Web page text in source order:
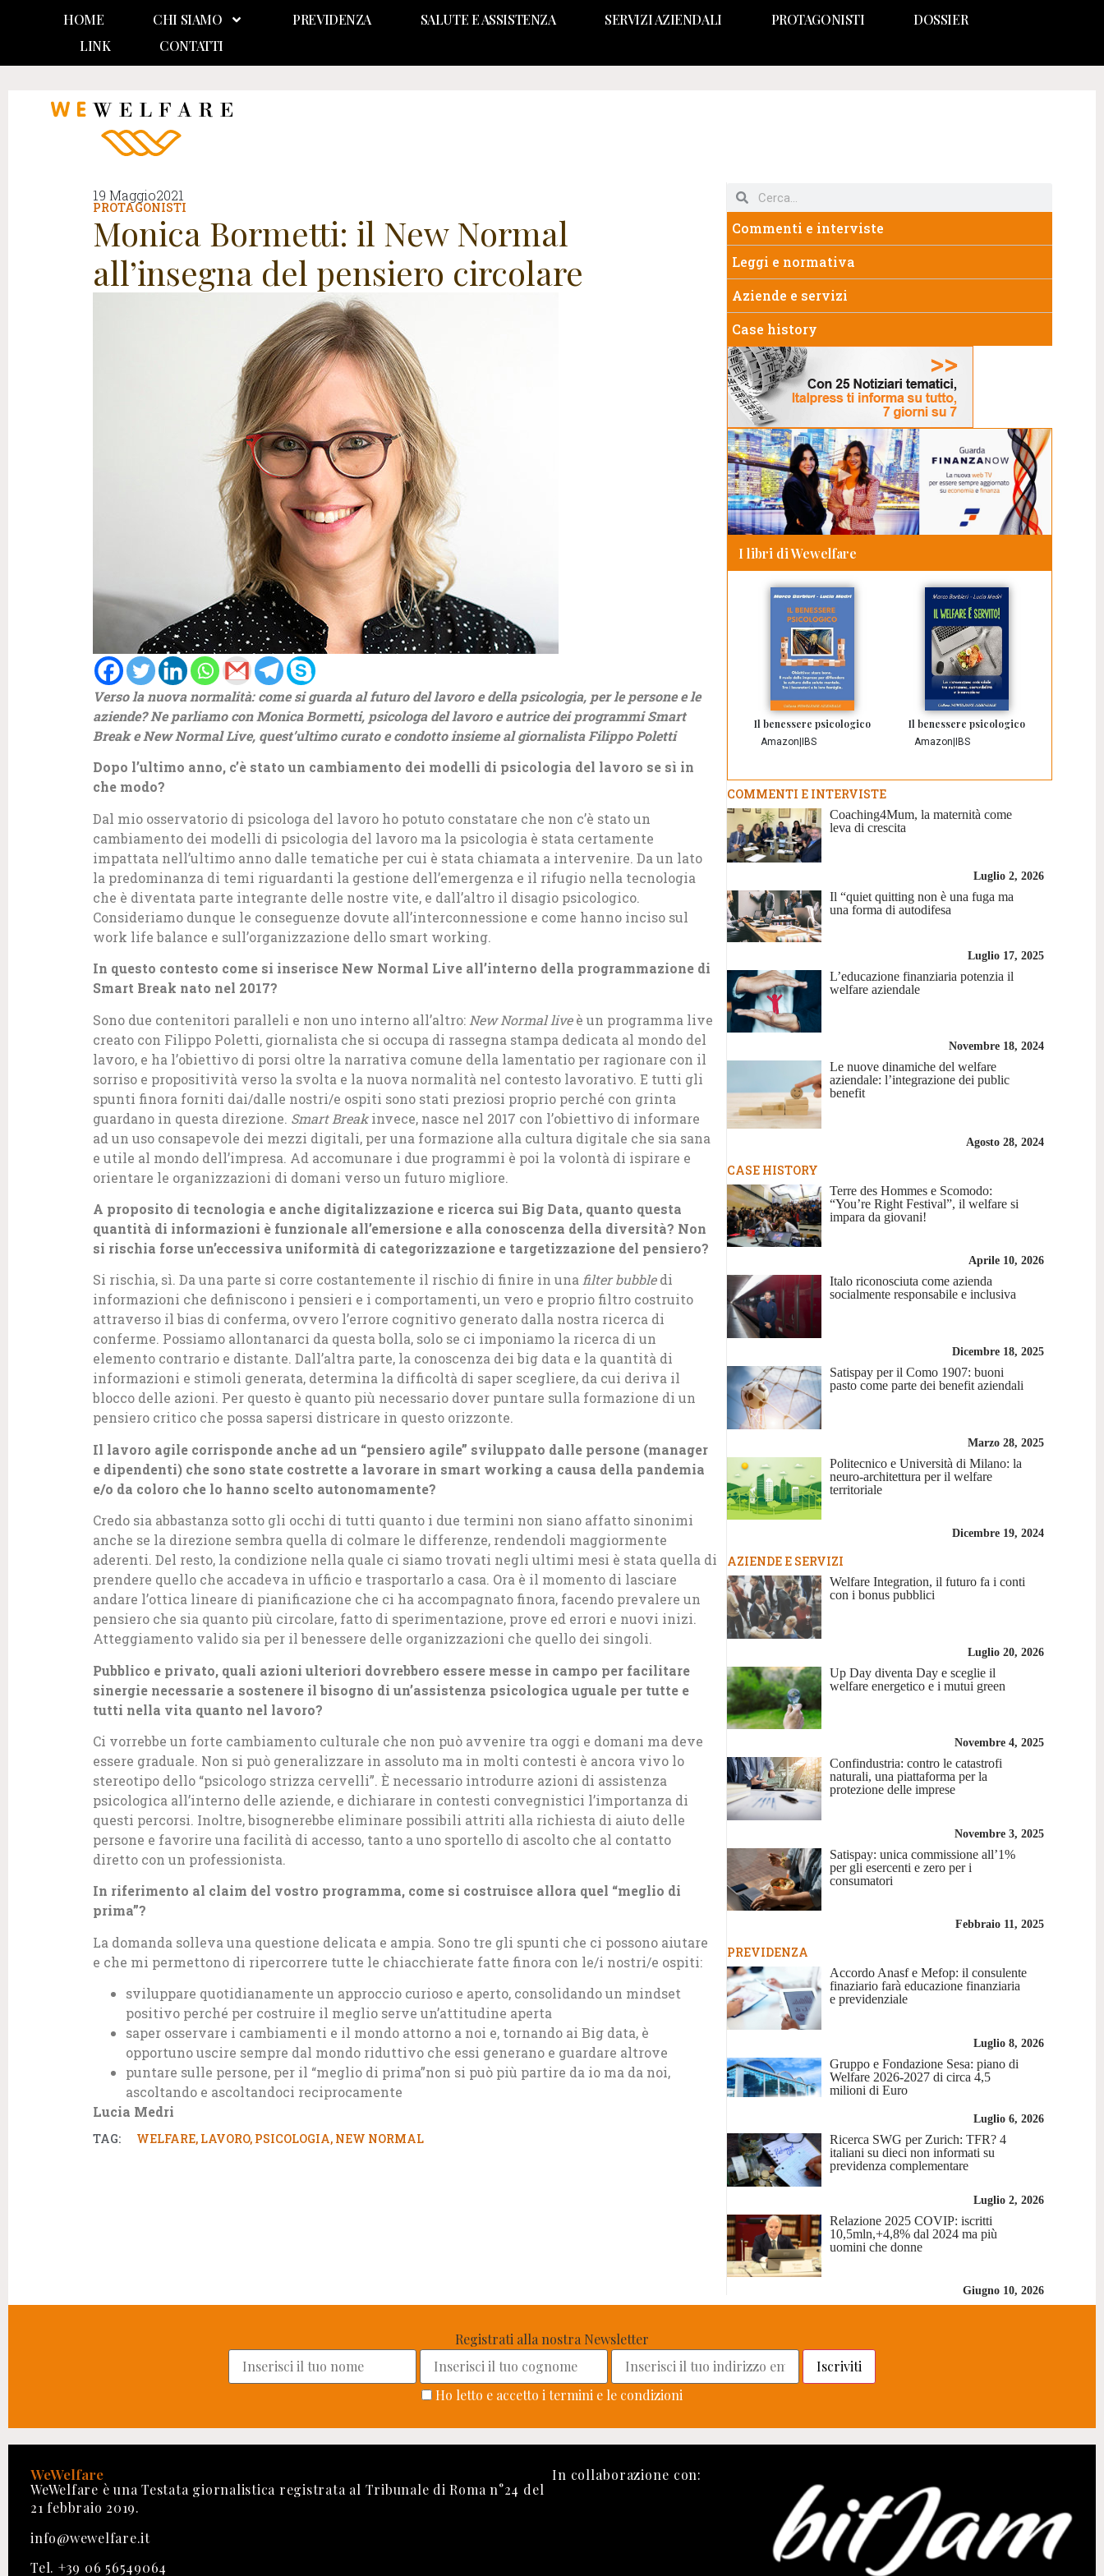
HOME CHI SIAMO PREVIDENZA SALUTE E ASSISTENZA SERVIZI AZIENDALI PROTAGONISTI
DOSSIER
LINK
CONTATTI
19 Maggio2021
PROTAGONISTI
Monica Bormetti: il New Normal
all’insegna del pensiero circolare
Verso la nuova normalità: come si guarda al futuro del lavoro e della psicologia, per le persone e le
aziende? Ne parliamo con Monica Bormetti, psicologa del lavoro e autrice dei programmi Smart
Break e New Normal Live, quest’ultimo curato e condotto insieme al giornalista Filippo Poletti
Dopo l’ultimo anno, c’è stato un cambiamento dei modelli di psicologia del lavoro se sì in
che modo?
Dal mio osservatorio di psicologa del lavoro ho potuto constatare che non c’è stato un
cambiamento dei modelli di psicologia del lavoro ma la psicologia è stata certamente
impattata nell’ultimo anno dalle tematiche per cui è stata chiamata a intervenire. Da un lato
la predominanza di temi riguardanti la gestione dell’emergenza e il rifugio nella tecnologia
che è diventata parte integrante delle nostre vite, e dall’altro il disagio psicologico.
Consideriamo dunque le conseguenze dovute all’interconnessione e come hanno inciso sul
work life balance e sull’organizzazione dello smart working.
In questo contesto come si inserisce New Normal Live all’interno della programmazione di
Smart Break nato nel 2017?
Sono due contenitori paralleli e non uno interno all’altro: New Normal liveè un programma live
creato con Filippo Poletti, giornalista che si occupa di rassegna stampa dedicata al mondo del
lavoro, e ha l’obiettivo di porsi oltre la narrativa comune della lamentatio per ragionare con il
sorriso e propositività verso la svolta e la nuova normalità nel contesto lavorativo. E tutti gli
spunti finora forniti dai/dalle nostri/e ospiti sono stati preziosi proprio perché con grinta
guardano in questa direzione. Smart Breakinvece, nasce nel 2017 con l’obiettivo di informare
ad un uso consapevole dei mezzi digitali, per una formazione alla cultura digitale che sia sana
e utile al mondo dell’impresa. Ad accomunare i due programmi è poi la volontà di ispirare e
orientare le organizzazioni di domani verso un futuro migliore.
A proposito di tecnologia e anche digitalizzazione e ricerca sui Big Data, quanto questa
quantità di informazioni è funzionale all’emersione e alla conoscenza della diversità? Non
si rischia forse un’eccessiva uniformità di categorizzazione e targetizzazione del pensiero?
Si rischia, sì. Da una parte si corre costantemente il rischio di finire in unafilter bubbledi
informazioni che definiscono i pensieri e i comportamenti, un vero e proprio filtro costruito
attraverso il bias di conferma, ovvero l’errore cognitivo generato dalla nostra ricerca di
conferme. Possiamo allontanarci da questa bolla, solo se ci imponiamo la ricerca di un
elemento contrario e distante. Dall’altra parte, la conoscenza dei big data e la quantità di
informazioni e stimoli generata, determina la difficoltà di saper scegliere, da cui deriva il
blocco delle azioni. Per questo è quanto più necessario dover puntare sulla formazione di un
pensiero critico che possa sapersi districare in questo orizzonte.
Il lavoro agile corrisponde anche ad un “pensiero agile” sviluppato dalle persone (manager
e dipendenti) che sono state costrette a lavorare in smart working a causa della pandemia
e/o da coloro che lo hanno scelto autonomamente?
Credo sia abbastanza sotto gli occhi di tutti quanto i due termini non siano affatto sinonimi
anche se la direzione sembra quella di colmare le differenze, rendendoli maggiormente
aderenti. Del resto, la condizione nella quale ci siamo trovati negli ultimi mesi è stata quella di
prendere quello che accadeva in ufficio e trasportarlo a casa. Ora è il momento di lasciare
andare l’ottica lineare di pianificazione che ci ha accompagnato finora, facendo prevalere un
pensiero che sia quanto più circolare, fatto di sperimentazione, prove ed errori e nuovi inizi.
Atteggiamento valido sia per il benessere delle organizzazioni che quello dei singoli.
Pubblico e privato, quali azioni ulteriori dovrebbero essere messe in campo per facilitare
sinergie necessarie a sostenere il bisogno di un’assistenza psicologica uguale per tutte e
tutti nella vita quanto nel lavoro?
Ci vorrebbe un forte cambiamento culturale che non può avvenire tra oggi e domani ma deve
essere graduale. Non si può generalizzare in assoluto ma in molti contesti è ancora vivo lo
stereotipo dello “psicologo strizza cervelli”. È necessario introdurre azioni di assistenza
psicologica all’interno delle aziende, e dichiarare in contesti convegnistici l’importanza di
questi percorsi. Inoltre, bisognerebbe eliminare possibili attriti alla richiesta di aiuto delle
persone e favorire una facilità di accesso, tanto a uno sportello di ascolto che al contatto
diretto con un professionista.
In riferimento al claim del vostro programma, come si costruisce allora quel “meglio di
prima”?
La domanda solleva una questione delicata e ampia. Sono tre gli spunti che ci possono aiutare
e che mi permettono di ripercorrere tutte le chiacchierate fatte finora con le/i nostri/e ospiti:
sviluppare quotidianamente un approccio curioso e aperto, consolidando un mindset
positivo perché per costruire il meglio serve un’attitudine aperta
saper osservare i cambiamenti e il mondo attorno a noi e, tornando ai Big data, è
opportuno uscire sempre dal mondo riduttivo che essi generano e guardare altrove
puntare sulle persone, per il “meglio di prima”non si può più partire da io ma da noi,
ascoltando e ascoltandoci reciprocamente
Lucia Medri
TAG: WELFARE, LAVORO, PSICOLOGIA, NEW NORMAL
Commenti e interviste
Leggi e normativa
Aziende e servizi
Case history
I libri di Wewelfare
Il benessere psicologico
Amazon IBS
Il benessere psicologico
Amazon IBS
COMMENTI E INTERVISTE
Coaching4Mum, la maternità come
leva di crescita
Luglio 2, 2026
Il “quiet quitting non è una fuga ma
una forma di autodifesa
Luglio 17, 2025
L’educazione finanziaria potenzia il
welfare aziendale
Novembre 18, 2024
Le nuove dinamiche del welfare
aziendale: l’integrazione dei public
benefit
Agosto 28, 2024
CASE HISTORY
Terre des Hommes e Scomodo:
“You’re Right Festival”, il welfare si
impara da giovani!
Aprile 10, 2026
Italo riconosciuta come azienda
socialmente responsabile e inclusiva
Dicembre 18, 2025
Satispay per il Como 1907: buoni
pasto come parte dei benefit aziendali
Marzo 28, 2025
Politecnico e Università di Milano: la
neuro-architettura per il welfare
territoriale
Dicembre 19, 2024
AZIENDE E SERVIZI
Welfare Integration, il futuro fa i conti
con i bonus pubblici
Luglio 20, 2026
Up Day diventa Day e sceglie il
welfare energetico e i mutui green
Novembre 4, 2025
Confindustria: contro le catastrofi
naturali, una piattaforma per la
protezione delle imprese
Novembre 3, 2025
Satispay: unica commissione all’1%
per gli esercenti e zero per i
consumatori
Febbraio 11, 2025
PREVIDENZA
Accordo Anasf e Mefop: il consulente
finaziario farà educazione finanziaria
e previdenziale
Luglio 8, 2026
Gruppo e Fondazione Sesa: piano di
Welfare 2026-2027 di circa 4,5
milioni di Euro
Luglio 6, 2026
Ricerca SWG per Zurich: TFR? 4
italiani su dieci non informati su
previdenza complementare
Luglio 2, 2026
Relazione 2025 COVIP: iscritti
10,5mln,+4,8% dal 2024 ma più
uomini che donne
Giugno 10, 2026
Registrati alla nostra Newsletter
Ho letto e accetto i termini e le condizioni
WeWelfare
WeWelfare è una Testata giornalistica registrata al Tribunale di Roma n°24 del
21 febbraio 2019.
info@wewelfare.it
Tel. +39 06 56549064
In collaborazione con: